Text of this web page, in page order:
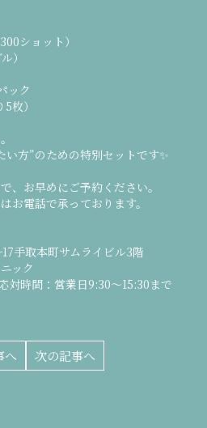
ショット）
）
ック
枚）
い方”のための特別セットです✨
、お早めにご予約ください。
お電話で承っております。
手取本町サムライビル3階
ック
時間：営業日9:30～15:30まで
へ 次の記事へ